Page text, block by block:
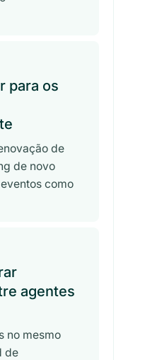
para os
de
de novo
como
agentes
no mesmo
de